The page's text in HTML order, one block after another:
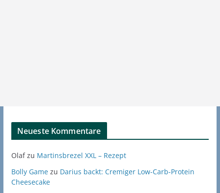
Neueste Kommentare
Olafzu Martinsbrezel XXL – Rezept
Bolly Gamezu Darius backt: Cremiger Low-Carb-Protein
Cheesecake